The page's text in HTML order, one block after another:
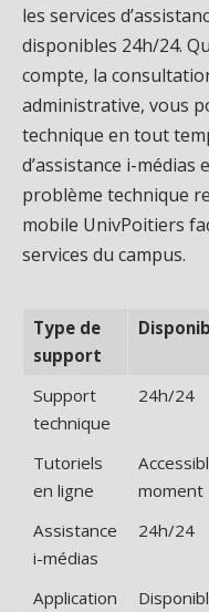
les services
disponibles 24h/24.
compte, la
administrative, vous
technique en tout
d’assistance i-
problème technique
mobile UnivPoitiers
services du campus.
Type de
support
Support
technique
24h/24
Tutoriels
en ligne
moment
Assistance
i-médias
24h/24
Application